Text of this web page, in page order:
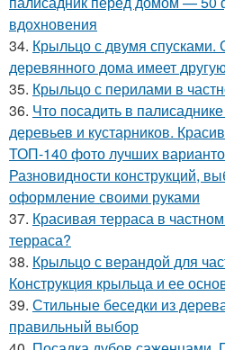
вдохновения
34. Крыльцо с двумя
деревянного дома имеет
35. Крыльцо с перилами в
36. Что посадить в
деревьев и кустарников.
ТОП-140 фото лучших
Разновидности конструкций,
оформление своими руками
37. Красивая терраса в
терраса?
38. Крыльцо с верандой для
Конструкция крыльца и ее
39. Стильные беседки из
правильный выбор